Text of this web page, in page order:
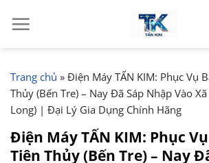
đến
Trang chủ » Điện Máy TẤN KIM: Phục Vụ
Thủy (Bến Tre) – Nay Đã Sáp Nhập Vào
Long) | Đại Lý Gia Dụng Chính Hãng
Điện Máy TẤN KIM: Phục
Tiên Thủy (Bến Tre) – Nay